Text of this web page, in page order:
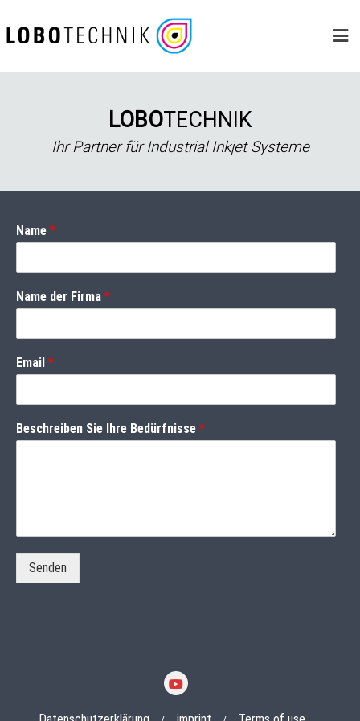
to
LOBOTECHNIK
Ihr Partner für Industrial Inkjet Systeme
Name *
Name der Firma *
Email *
Beschreiben Sie Ihre Bedürfnisse *
Senden